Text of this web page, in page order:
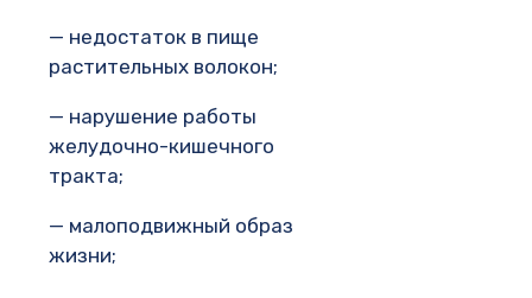
— недостаток в пище
растительных волокон;
— нарушение работы
желудочно-кишечного
тракта;
— малоподвижный образ
жизни;